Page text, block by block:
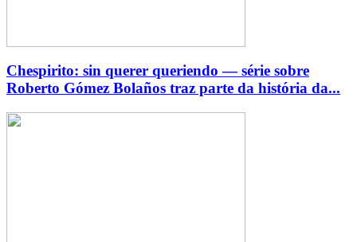
Chespirito: sin querer queriendo — série sobre
Roberto Gómez Bolaños traz parte da história da...